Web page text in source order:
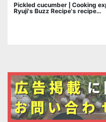
Pickled cucumber | Cooking
Ryuji's Buzz Recipe's recipe
transcription